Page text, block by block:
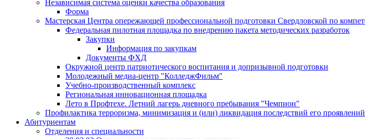
Независимая система оценки качества образования
Форма
Мастерская Центра опережающей профессиональной подготовки Свердловской по
Федеральная пилотная площадка по внедрению пакета методических разработок
Закупки
Информация по закупкам
Документы ФХД
Окружной центр патриотического воспитания и допризывной подготовки
Молодежный медиа-центр "КолледжФильм"
Учебно-производственный комплекс
Региональная инновационная площадка
Лето в Профтехе. Летний лагерь дневного пребывания "Чемпион"
Профилактика терроризма, минимизация и (или) ликвидация последствий его
Абитуриентам
Отделения и специальности